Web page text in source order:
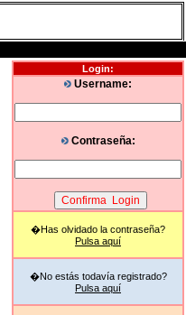
Login:
Username:
Contraseña:
�Has olvidado la contraseña?
Pulsa aquí
�No estás todavía registrado?
Pulsa aquí